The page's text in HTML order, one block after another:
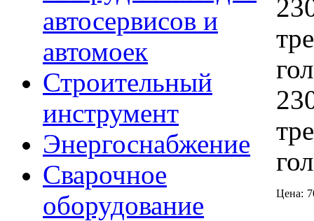
автосервисов и
автомоек
Строительный
инструмент
Энергоснабжение
Сварочное
оборудование
Цена: